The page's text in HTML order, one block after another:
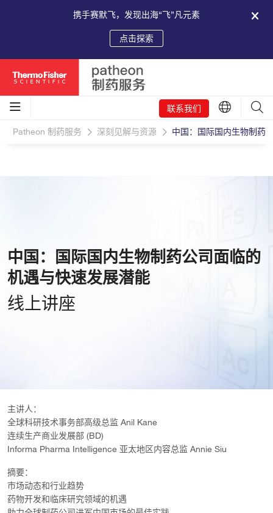
携手赛默飞，发现出海“飞”凡元素
点击探索
联系我们
Patheon 制药服务 深刻见解与资源 中国：国际国内生物制药
中国：国际国内生物制药公司面临的
机遇与快速发展潜能
线上讲座
主讲人：
全球科研技术事务部高级总监 Anil Kane
连续生产商业发展部 (BD)
Informa Pharma Intelligence 亚太地区内容总监 Annie Siu
摘要：
市场动态和行业趋势
药物开发和临床研究领域的机遇